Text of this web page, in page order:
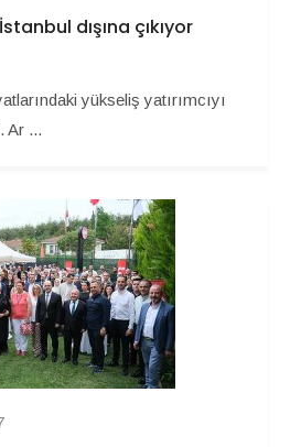
dışına çıkıyor
yükseliş yatırımcıyı
Ar ...